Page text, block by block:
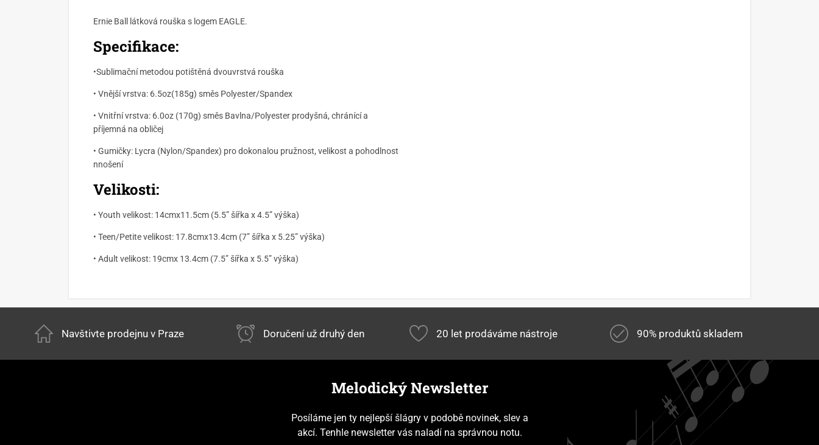
Ernie Ball látková rouška s logem EAGLE.
Specifikace:
•Sublimační metodou potištěná dvouvrstvá rouška
• Vnější vrstva: 6.5oz(185g) směs Polyester/Spandex
• Vnitřní vrstva: 6.0oz (170g) směs Bavlna/Polyester prodyšná, chránící a
příjemná na obličej
• Gumičky: Lycra (Nylon/Spandex) pro dokonalou pružnost, velikost a pohodlnost
nnošení
Velikosti:
• Youth velikost: 14cmx11.5cm (5.5” šířka x 4.5” výška)
• Teen/Petite velikost: 17.8cmx13.4cm (7” šířka x 5.25” výška)
• Adult velikost: 19cmx 13.4cm (7.5” šířka x 5.5” výška)
Navštivte prodejnu v Praze Doručení už druhý den 20 let prodáváme nástroje 90% produktů skladem
Melodický Newsletter
Posíláme jen ty nejlepší šlágry v podobě novinek, slev a
akcí. Tenhle newsletter vás naladí na správnou notu.